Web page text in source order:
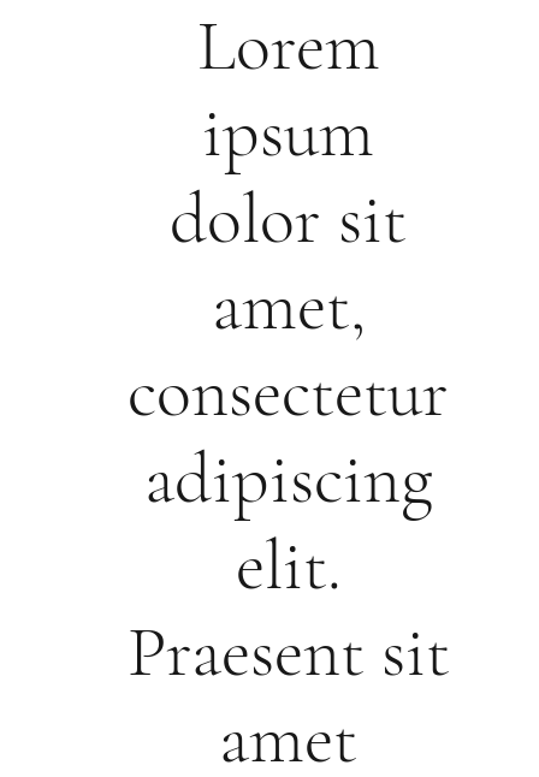
Lorem
ipsum
dolor sit
amet,
consectetur
adipiscing
elit.
Praesent sit
amet